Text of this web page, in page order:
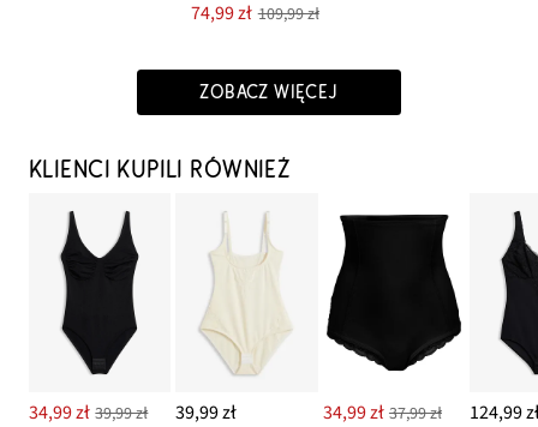
74,99 zł 109,99 zł
ZOBACZ WIĘCEJ
KLIENCI KUPILI RÓWNIEŻ
34,99 zł 39,99 zł 39,99 zł 34,99 zł 37,99 zł 124,99